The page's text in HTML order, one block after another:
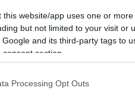
this website/app uses one or
but not limited to your visit or
and its third-party tags to
section.
Processing Opt Outs